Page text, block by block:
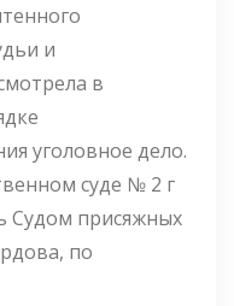
и
в
уголовное дело.
суде № 2 г
Судом присяжных
по